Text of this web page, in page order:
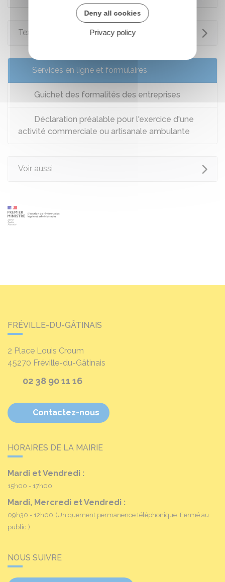
Textes de référence
Services en ligne et formulaires
Guichet des formalités des entreprises
Déclaration préalable pour l'exercice d'une
activité commerciale ou artisanale ambulante
Voir aussi
FRÉVILLE-DU-GÂTINAIS
2 Place Louis Croum
45270 Fréville-du-Gâtinais
02 38 90 11 16
Contactez-nous
HORAIRES DE LA MAIRIE
Mardi et Vendredi :
15h00 - 17h00
Mardi, Mercredi et Vendredi :
09h30 - 12h00 (Uniquement permanence téléphonique. Fermé au
public.)
NOUS SUIVRE
Deny all cookies
Privacy policy